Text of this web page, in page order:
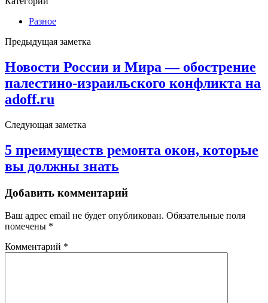
Разное
Предыдущая заметка
Новости России и Мира — обострение
палестино-израильского конфликта на
adoff.ru
Следующая заметка
5 преимуществ ремонта окон, которые
вы должны знать
Добавить комментарий
Ваш адрес email не будет опубликован. Обязательные поля
помечены *
Комментарий *